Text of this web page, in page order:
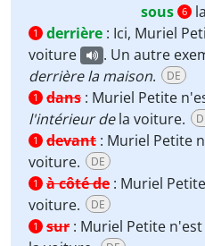
sous 6
1 derrière : Ici, Muriel
voiture
. Un autre
derrière la maison. DE
1 dans : Muriel Petite
l'intérieur dela voiture.
1 devant : Muriel Petite
voiture.
DE
1 à côté de : Muriel
voiture.
DE
1 sur : Muriel Petite n'est